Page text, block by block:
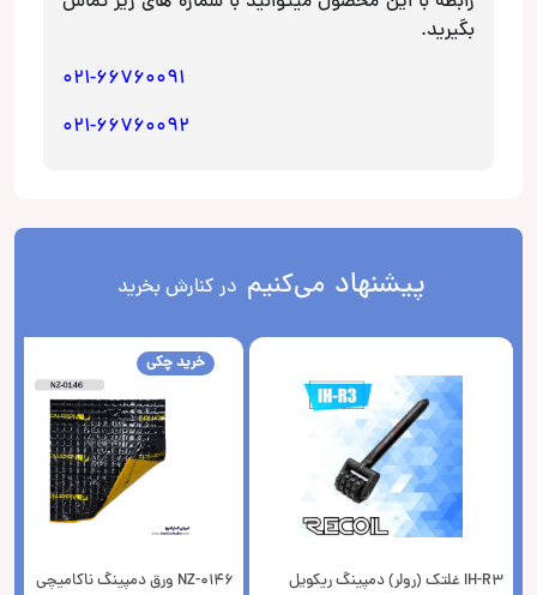
بگیرید.
021-66760091
021-66760092
پیشنهاد می‌کنیم در کنارش بخرید
IH-R3 غلتک (رولر) دمپینگ ریکویل
خرید چکی
NZ-0146 ورق دمپینگ ناکامیچی